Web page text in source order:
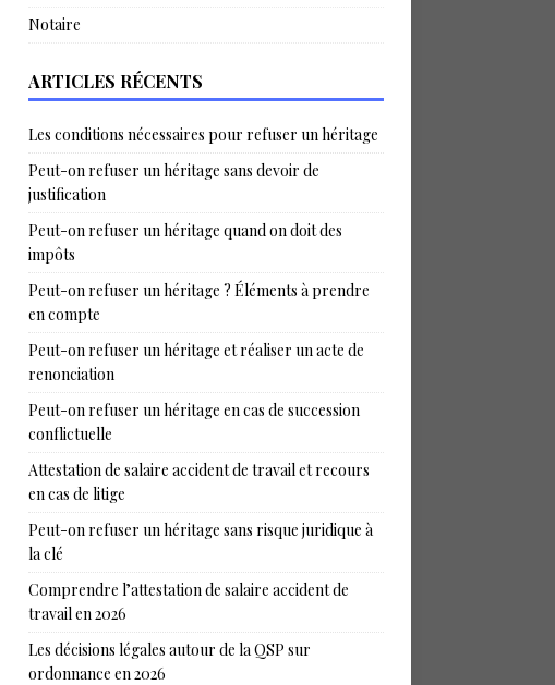
Notaire
ARTICLES RÉCENTS
Les conditions nécessaires pour refuser un héritage
Peut-on refuser un héritage sans devoir de
justification
Peut-on refuser un héritage quand on doit des
impôts
Peut-on refuser un héritage ? Éléments à prendre
en compte
Peut-on refuser un héritage et réaliser un acte de
renonciation
Peut-on refuser un héritage en cas de succession
conflictuelle
Attestation de salaire accident de travail et recours
en cas de litige
Peut-on refuser un héritage sans risque juridique à
la clé
Comprendre l’attestation de salaire accident de
travail en 2026
Les décisions légales autour de la QSP sur
ordonnance en 2026